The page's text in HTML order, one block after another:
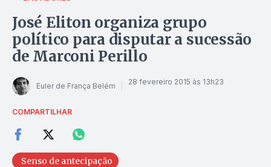
José Eliton organiza grupo
político para disputar a sucessão
de Marconi Perillo
Euler de França Belém 28 fevereiro 2015 às 13h23
COMPARTILHAR
Senso de antecipação